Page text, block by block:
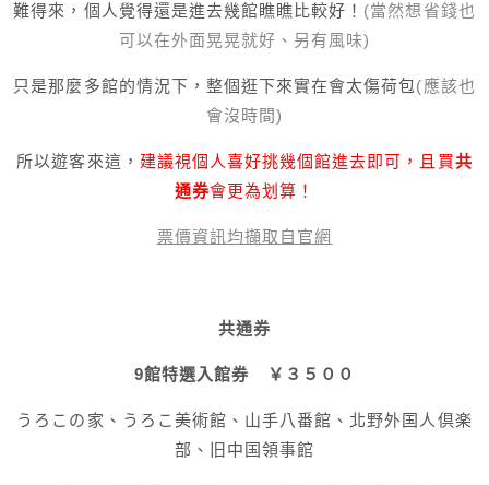
難得來，個人覺得還是進去幾館瞧瞧比較好！ (當然想省錢也
可以在外面晃晃就好、另有風味)
只是那麼多館的情況下，整個逛下來實在會太傷荷包(應該也
會沒時間)
所以遊客來這， 建議視個人喜好挑幾個館進去即可，且買共
通券會更為划算！
票價資訊均擷取自官網
共通券
9館特選入館券 ￥３５００
うろこの家、うろこ美術館、山手八番館、北野外国人倶楽
部、旧中国領事館